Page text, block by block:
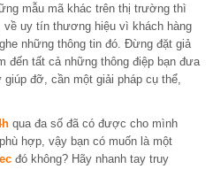
mẫu mã khác trên thị trường thì
uy tín thương hiệu vì khách hàng
những thông tin đó. Đừng đặt giả
đến tất cả những thông điệp bạn đưa
đỡ, cần một giải pháp cụ thể,
qua đa số đã có được cho mình
hợp, vậy bạn có muốn là một
đó không? Hãy nhanh tay truy